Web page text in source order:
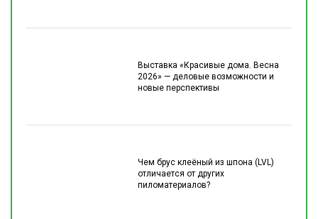
Выставка «Красивые дома. Весна
2026» — деловые возможности и
новые перспективы
Чем брус клеёный из шпона (LVL)
отличается от других
пиломатериалов?